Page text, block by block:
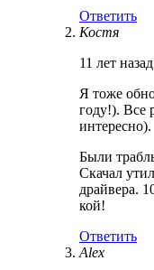
Ответить
Костя
11 лет назад
Я тоже
году!). Все
интересно).
Были
Скачал
драйвера.
кой!
Ответить
Alex